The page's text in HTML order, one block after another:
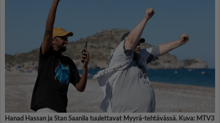
Hanad Hassan ja Stan Saanila tuulettavat Myyrä-tehtävässä. Kuva: MTV3